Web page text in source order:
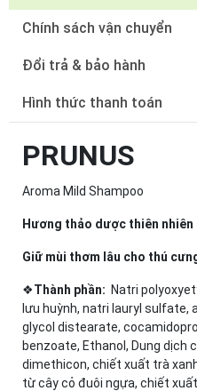
Chính sách vận chuyển
Đổi trả & bảo hành
Hình thức thanh toán
PRUNUS
Aroma Mild Shampoo
Hương thảo dược thiên nhiên
Giữ mùi thơm lâu cho thú
❖Thành phần: Natri
lưu huỳnh, natri lauryl sulfate,
glycol distearate,
benzoate, Ethanol, Dung dịch
dimethicon, chiết xuất trà
từ ​​cây cỏ đuôi ngựa, chiết